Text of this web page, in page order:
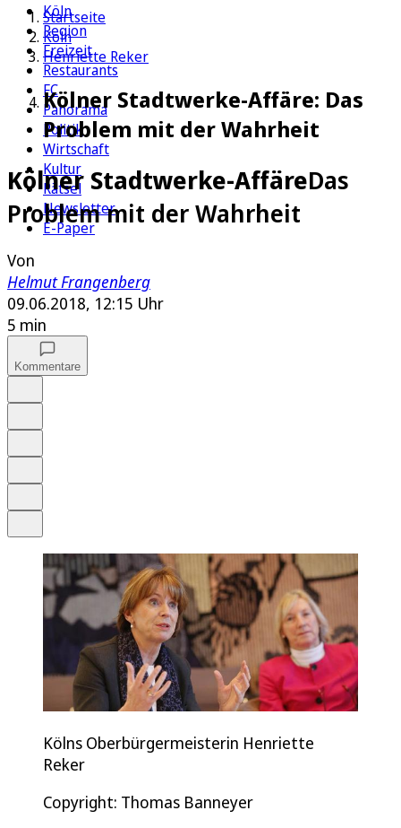
Köln
Region
Freizeit
Restaurants
FC
Panorama
Politik
Wirtschaft
Kultur
Rätsel
Newsletter
E-Paper
Startseite
Köln
Henriette Reker
Kölner Stadtwerke-Affäre: Das
Problem mit der Wahrheit
Kölner Stadtwerke-AffäreDas
Problem mit der Wahrheit
Von
Helmut Frangenberg
09.06.2018, 12:15 Uhr
5 min
Kommentare
Kölns Oberbürgermeisterin Henriette
Reker
Copyright: Thomas Banneyer